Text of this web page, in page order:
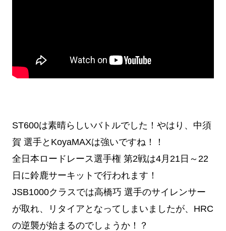
ST600は素晴らしいバトルでした！やはり、中須
賀 選手とKoyaMAXは強いですね！！
全日本ロードレース選手権 第2戦は4月21日～22
日に鈴鹿サーキットで行われます！
JSB1000クラスでは高橋巧 選手のサイレンサー
が取れ、リタイアとなってしまいましたが、HRC
の逆襲が始まるのでしょうか！？